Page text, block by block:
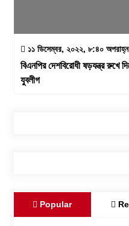
১১ ডিসেম্বর, ২০২২, ৮:৪০ অপরাহ্ন
বিএনপির দেশবিরোধী ষড়যন্ত্র রুখে
যুবলীগ
Popular